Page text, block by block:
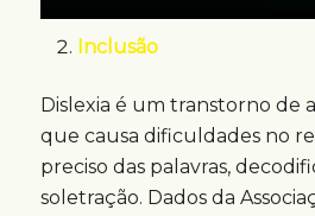
Inclusão
Dislexia é um transtorno de
que causa dificuldades no
preciso das palavras,
soletração. Dados da